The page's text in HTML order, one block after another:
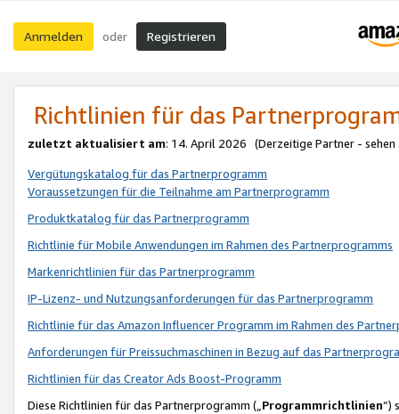
Anmelden oder Registrieren
Richtlinien für das
zuletzt aktualisiert am: 14. April 2026 (Derzeitige Partner - sehen
Vergütungskatalog für das Partnerprogramm
Voraussetzungen für die Teilnahme am Partnerprogramm
Produktkatalog für das Partnerprogramm
Richtlinie für Mobile Anwendungen im Rahmen des Partnerprogramms
Markenrichtlinien für das Partnerprogramm
IP-Lizenz- und Nutzungsanforderungen für das Partnerprogramm
Richtlinie für das Amazon Influencer Programm im Rahmen des
Anforderungen für Preissuchmaschinen in Bezug auf das
Richtlinien für das Creator Ads Boost-Programm
Diese Richtlinien für das Partnerprogramm („Programmrichtlinien“)